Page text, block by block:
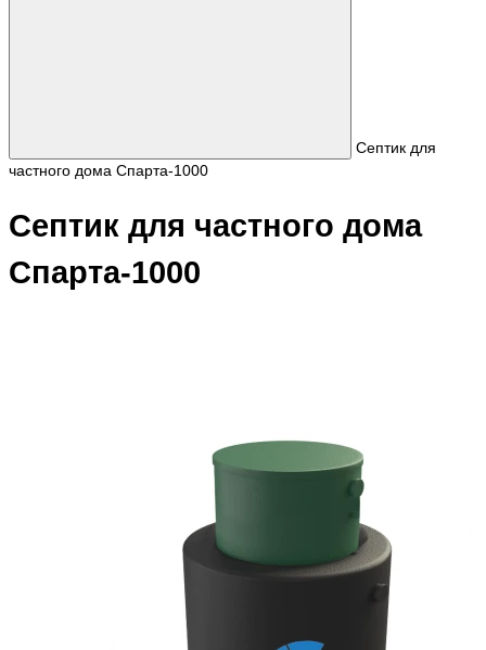
Септик для
частного дома Спарта-1000
Септик для частного дома
Спарта-1000